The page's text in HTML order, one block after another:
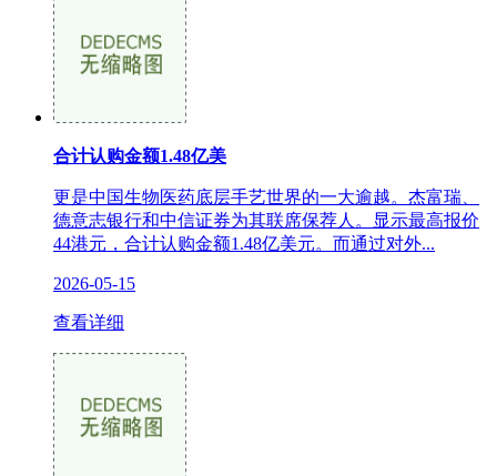
合计认购金额1.48亿美
更是中国生物医药底层手艺世界的一大逾越。杰富瑞、
德意志银行和中信证券为其联席保荐人。显示最高报价
44港元，合计认购金额1.48亿美元。而通过对外...
2026-05-15
查看详细